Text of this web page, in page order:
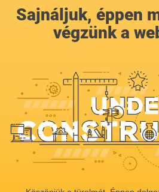
Sajnáljuk, éppen
végzünk a